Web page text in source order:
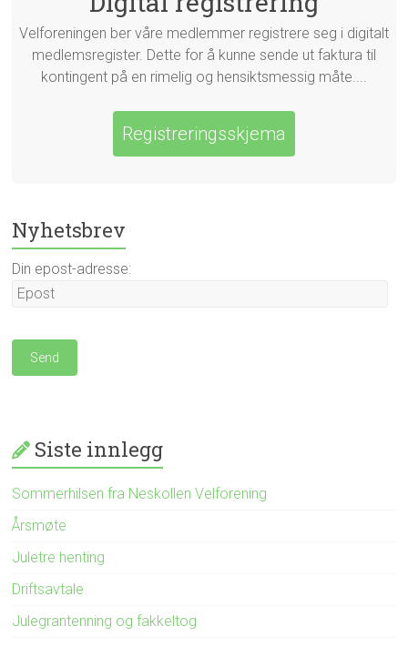
Velforeningen ber våre medlemmer registrere seg i digitalt
medlemsregister. Dette for å kunne sende ut faktura til
kontingent på en rimelig og hensiktsmessig måte....
Registreringsskjema
Nyhetsbrev
Din epost-adresse:
Siste innlegg
Sommerhilsen fra Neskollen Velforening
Årsmøte
Juletre henting
Driftsavtale
Julegrantenning og fakkeltog